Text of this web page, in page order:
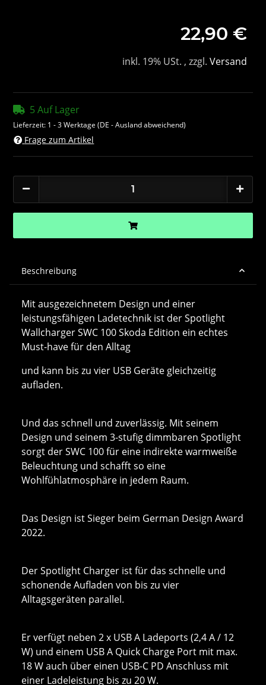
22,90 €
inkl. 19% USt. , zzgl. Versand
5 Auf Lager
Lieferzeit: 1 - 3 Werktage(DE - Ausland abweichend)
Frage zum Artikel
Beschreibung
Mit ausgezeichnetem Design und einer
leistungsfähigen Ladetechnik ist der Spotlight
Wallcharger SWC 100 Skoda Edition ein echtes
Must-have für den Alltag
und kann bis zu vier USB Geräte gleichzeitig
aufladen.
Und das schnell und zuverlässig. Mit seinem
Design und seinem 3-stufig dimmbaren Spotlight
sorgt der SWC 100 für eine indirekte warmweiße
Beleuchtung und schafft so eine
Wohlfühlatmosphäre in jedem Raum.
Das Design ist Sieger beim German Design Award
2022.
Der Spotlight Charger ist für das schnelle und
schonende Aufladen von bis zu vier
Alltagsgeräten parallel.
Er verfügt neben 2 x USB A Ladeports (2,4 A / 12
W) und einem USB A Quick Charge Port mit max.
18 W auch über einen USB-C PD Anschluss mit
einer Ladeleistung bis zu 20 W.